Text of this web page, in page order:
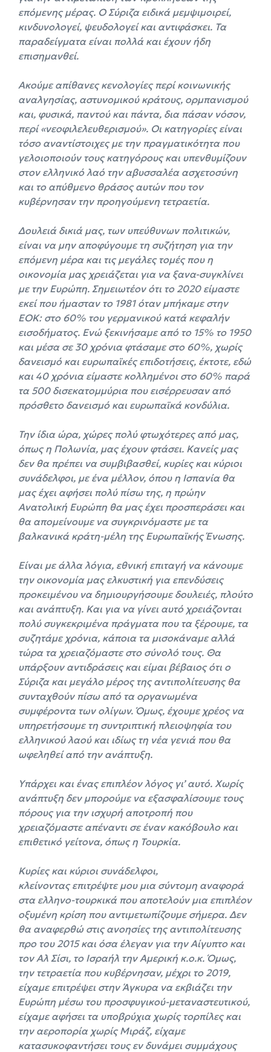
επόμενης μέρας. Ο Σύριζα ειδικά μεμψιμοιρεί,
κινδυνολογεί, ψευδολογεί και αντιφάσκει. Τα
παραδείγματα είναι πολλά και έχουν ήδη
επισημανθεί.
Ακούμε απίθανες κενολογίες περί κοινωνικής
αναλγησίας, αστυνομικού κράτους, ορμπανισμού
και, φυσικά, παντού και πάντα, δια πάσαν νόσον,
περί «νεοφιλελευθερισμού». Οι κατηγορίες είναι
τόσο αναντίστοιχες με την πραγματικότητα που
γελοιοποιούν τους κατηγόρους και υπενθυμίζουν
στον ελληνικό λαό την αβυσσαλέα ασχετοσύνη
και το απύθμενο θράσος αυτών που τον
κυβέρνησαν την προηγούμενη τετραετία.
Δουλειά δικιά μας, των υπεύθυνων πολιτικών,
είναι να μην αποφύγουμε τη συζήτηση για την
επόμενη μέρα και τις μεγάλες τομές που η
οικονομία μας χρειάζεται για να ξανα-συγκλίνει
με την Ευρώπη. Σημειωτέον ότι το 2020 είμαστε
εκεί που ήμασταν το 1981 όταν μπήκαμε στην
ΕΟΚ: στο 60% του γερμανικού κατά κεφαλήν
εισοδήματος. Ενώ ξεκινήσαμε από το 15% το 1950
και μέσα σε 30 χρόνια φτάσαμε στο 60%, χωρίς
δανεισμό και ευρωπαϊκές επιδοτήσεις, έκτοτε, εδώ
και 40 χρόνια είμαστε κολλημένοι στο 60% παρά
τα 500 δισεκατομμύρια που εισέρρευσαν από
πρόσθετο δανεισμό και ευρωπαϊκά κονδύλια.
Την ίδια ώρα, χώρες πολύ φτωχότερες από μας,
όπως η Πολωνία, μας έχουν φτάσει. Κανείς μας
δεν θα πρέπει να συμβιβασθεί, κυρίες και κύριοι
συνάδελφοι, με ένα μέλλον, όπου η Ισπανία θα
μας έχει αφήσει πολύ πίσω της, η πρώην
Ανατολική Ευρώπη θα μας έχει προσπεράσει και
θα απομείνουμε να συγκρινόμαστε με τα
βαλκανικά κράτη-μέλη της Ευρωπαϊκής Ένωσης.
Είναι με άλλα λόγια, εθνική επιταγή να κάνουμε
την οικονομία μας ελκυστική για επενδύσεις
προκειμένου να δημιουργήσουμε δουλειές, πλούτο
και ανάπτυξη. Και για να γίνει αυτό χρειάζονται
πολύ συγκεκριμένα πράγματα που τα ξέρουμε, τα
συζητάμε χρόνια, κάποια τα μισοκάναμε αλλά
τώρα τα χρειαζόμαστε στο σύνολό τους. Θα
υπάρξουν αντιδράσεις και είμαι βέβαιος ότι ο
Σύριζα και μεγάλο μέρος της αντιπολίτευσης θα
συνταχθούν πίσω από τα οργανωμένα
συμφέροντα των ολίγων. Όμως, έχουμε χρέος να
υπηρετήσουμε τη συντριπτική πλειοψηφία του
ελληνικού λαού και ιδίως τη νέα γενιά που θα
ωφεληθεί από την ανάπτυξη.
Υπάρχει και ένας επιπλέον λόγος γι’ αυτό. Χωρίς
ανάπτυξη δεν μπορούμε να εξασφαλίσουμε τους
πόρους για την ισχυρή αποτροπή που
χρειαζόμαστε απέναντι σε έναν κακόβουλο και
επιθετικό γείτονα, όπως η Τουρκία.
Κυρίες και κύριοι συνάδελφοι,
κλείνοντας επιτρέψτε μου μια σύντομη αναφορά
στα ελληνο-τουρκικά που αποτελούν μια επιπλέον
οξυμένη κρίση που αντιμετωπίζουμε σήμερα. Δεν
θα αναφερθώ στις ανοησίες της αντιπολίτευσης
προ του 2015 και όσα έλεγαν για την Αίγυπτο και
τον Αλ Σίσι, το Ισραήλ την Αμερική κ.ο.κ. Όμως,
την τετραετία που κυβέρνησαν, μέχρι το 2019,
είχαμε επιτρέψει στην Άγκυρα να εκβιάζει την
Ευρώπη μέσω του προσφυγικού-μεταναστευτικού,
είχαμε αφήσει τα υποβρύχια χωρίς τορπίλες και
την αεροπορία χωρίς Μιράζ, είχαμε
κατασυκοφαντήσει τους εν δυνάμει συμμάχους